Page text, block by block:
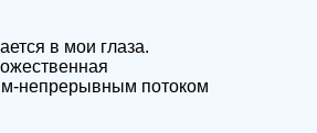
в мои глаза.
непрерывным потоком